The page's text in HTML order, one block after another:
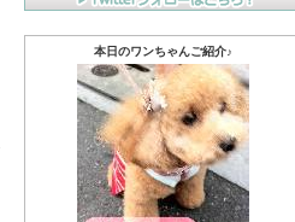
本日のワンちゃんご紹介♪